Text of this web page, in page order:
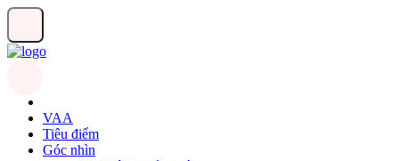
VAA
Tiêu điểm
Góc nhìn